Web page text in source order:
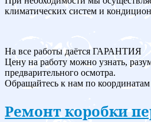
климатических систем и
На все работы даётся ГАРАНТИЯ
Цену на работу можно узнать,
предварительного осмотра.
Обращайтесь к нам по координатам
Ремонт коробки